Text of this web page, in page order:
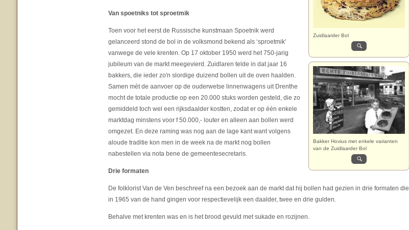
Zuidlaarder Bol
Bakker Hovius met enkele varianten
van de Zuidlaarder Bol
Van spoetniks tot sproetmik
Toen voor het eerst de Russische kunstmaan Spoetnik werd
gelanceerd stond de bol in de volksmond bekend als ‘sproetmik'
vanwege de vele krenten. Op 17 oktober 1950 werd het 750-jarig
jubileum van de markt meegevierd. Zuidlaren telde in dat jaar 16
bakkers, die ieder zo'n slordige duizend bollen uit de oven haalden.
Samen mèt de aanvoer op de ouderwetse linnenwagens uit Drenthe
mocht de totale productie op een 20.000 stuks worden gesteld, die zo
gemiddeld toch wel een rijksdaalder kostten, zodat er op één enkele
marktdag minstens voor f 50.000,- louter en alleen aan bollen werd
omgezet. En deze raming was nog aan de lage kant want volgens
aloude traditie kon men in de week na de markt nog bollen
nabestellen via nota bene de gemeentesecretaris.
Drie formaten
De folklorist Van de Ven beschreef na een bezoek aan de markt dat hij bollen had gezien in drie formaten die
in 1965 van de hand gingen voor respectievelijk een daalder, twee en drie gulden.
Behalve met krenten was en is het brood gevuld met sukade en rozijnen.